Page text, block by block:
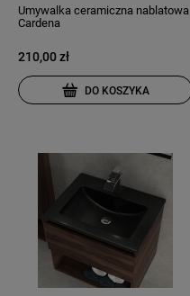
Umywalka ceramiczna nablatowa
Cardena
210,00 zł
DO KOSZYKA